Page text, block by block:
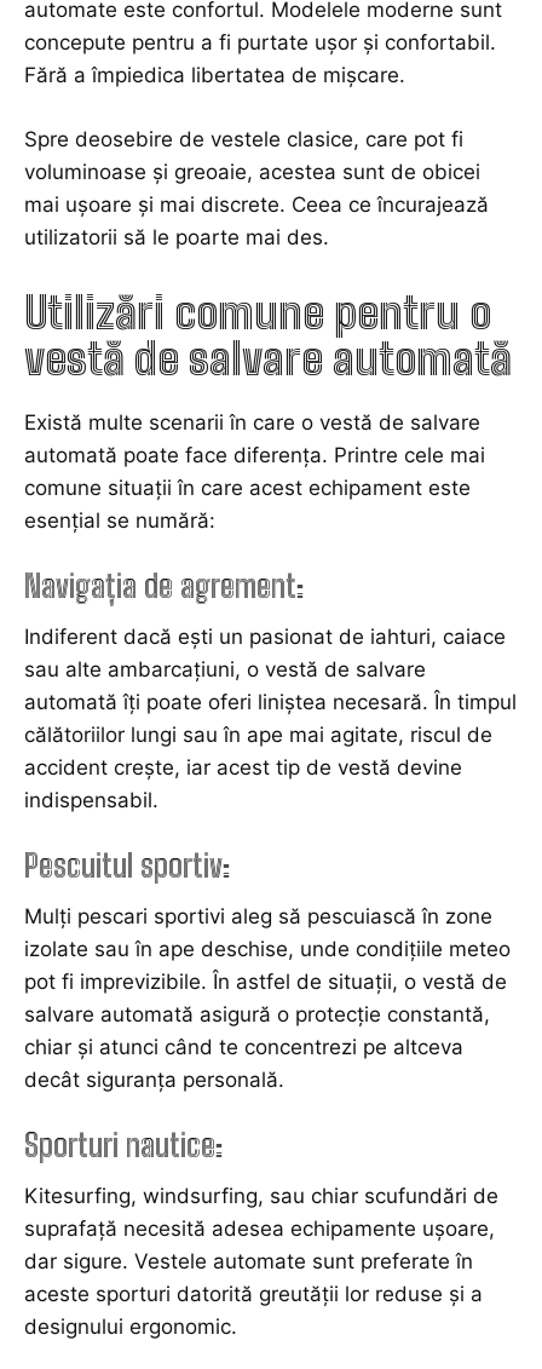
automate este confortul. Modelele moderne sunt
concepute pentru a fi purtate ușor și confortabil.
Fără a împiedica libertatea de mișcare.
Spre deosebire de vestele clasice, care pot fi
voluminoase și greoaie, acestea sunt de obicei
mai ușoare și mai discrete. Ceea ce încurajează
utilizatorii să le poarte mai des.
Utilizări comune pentru o
vestă de salvare automată
Există multe scenarii în care o vestă de salvare
automată poate face diferența. Printre cele mai
comune situații în care acest echipament este
esențial se numără:
Navigația de agrement:
Indiferent dacă ești un pasionat de iahturi, caiace
sau alte ambarcațiuni, o vestă de salvare
automată îți poate oferi liniștea necesară. În timpul
călătoriilor lungi sau în ape mai agitate, riscul de
accident crește, iar acest tip de vestă devine
indispensabil.
Pescuitul sportiv:
Mulți pescari sportivi aleg să pescuiască în zone
izolate sau în ape deschise, unde condițiile meteo
pot fi imprevizibile. În astfel de situații, o vestă de
salvare automată asigură o protecție constantă,
chiar și atunci când te concentrezi pe altceva
decât siguranța personală.
Sporturi nautice:
Kitesurfing, windsurfing, sau chiar scufundări de
suprafață necesită adesea echipamente ușoare,
dar sigure. Vestele automate sunt preferate în
aceste sporturi datorită greutății lor reduse și a
designului ergonomic.